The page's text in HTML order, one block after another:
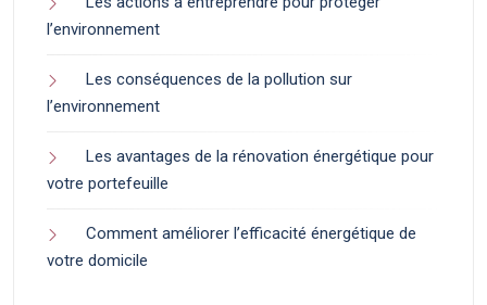
l’environnement
Les conséquences de la pollution sur
l’environnement
Les avantages de la rénovation énergétique pour
votre portefeuille
Comment améliorer l’efficacité énergétique de
votre domicile